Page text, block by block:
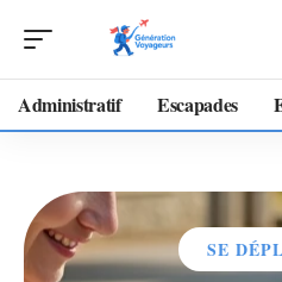
Administratif Escapades
SE